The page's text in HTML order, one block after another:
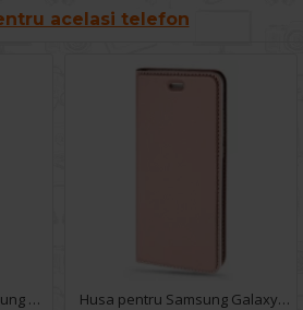
acelasi telefon
Husa spate pentru Samsung Galaxy A14- Deli Case Gold Black Husa pentru Samsung Galaxy A14 - Carte X-Power Rose